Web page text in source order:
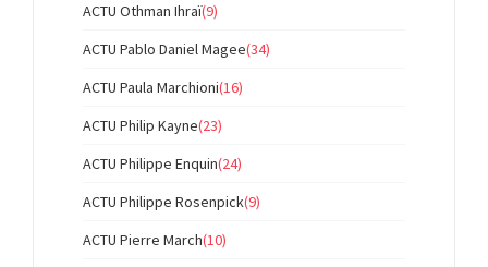
ACTU Othman Ihraï(9)
ACTU Pablo Daniel Magee(34)
ACTU Paula Marchioni(16)
ACTU Philip Kayne(23)
ACTU Philippe Enquin(24)
ACTU Philippe Rosenpick(9)
ACTU Pierre March(10)